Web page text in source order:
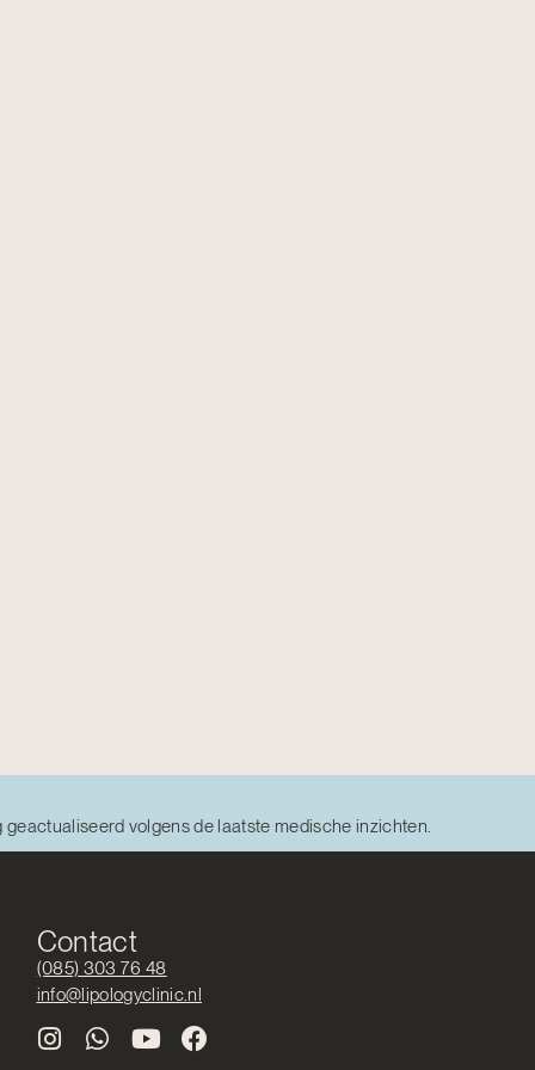
volgens de laatste medische inzichten.
Contact
(085) 303 76 48
info@lipologyclinic.nl